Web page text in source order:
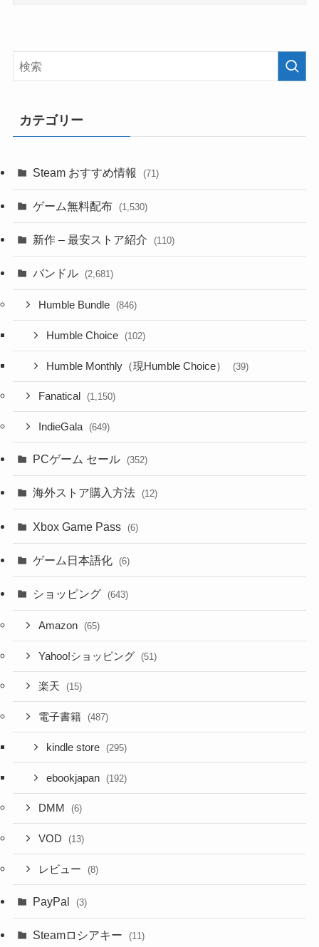
カテゴリー
Steam おすすめ情報 (71)
ゲーム無料配布 (1,530)
新作 – 最安ストア紹介 (110)
バンドル (2,681)
Humble Bundle (846)
Humble Choice (102)
Humble Monthly（現Humble Choice） (39)
Fanatical (1,150)
IndieGala (649)
PCゲーム セール (352)
海外ストア購入方法 (12)
Xbox Game Pass (6)
ゲーム日本語化 (6)
ショッピング (643)
Amazon (65)
Yahoo!ショッピング (51)
楽天 (15)
電子書籍 (487)
kindle store (295)
ebookjapan (192)
DMM (6)
VOD (13)
レビュー (8)
PayPal (3)
Steamロシアキー (11)